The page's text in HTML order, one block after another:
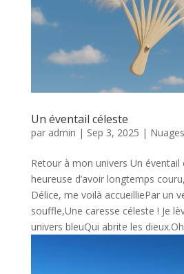
Un éventail céleste
par admin | Sep 3, 2025 | Nuages
Retour à mon univers Un
heureuse d’avoir longtemps
Délice, me voilà accueilliePar un
souffle,Une caresse céleste ! Je
univers bleuQui abrite les